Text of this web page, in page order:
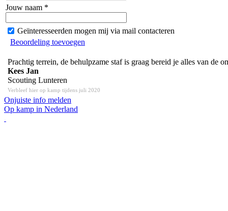
Jouw naam *
Geïnteresseerden mogen mij via mail contacteren
Beoordeling toevoegen
Prachtig terrein, de behulpzame staf is graag bereid je alles van de
Kees Jan
Scouting Lunteren
Verbleef hier op kamp tijdens juli 2020
Onjuiste info melden
Op kamp in Nederland